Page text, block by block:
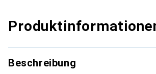
Beschreibung